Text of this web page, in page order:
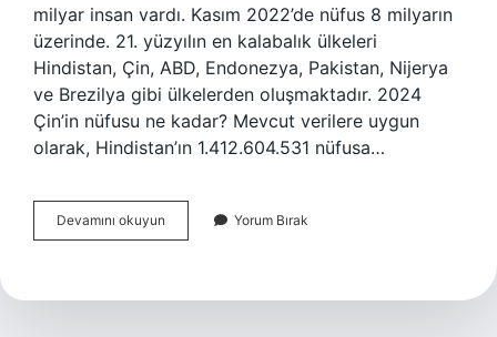
milyar insan vardı. Kasım 2022’de nüfus 8 milyarın
üzerinde. 21. yüzyılın en kalabalık ülkeleri
Hindistan, Çin, ABD, Endonezya, Pakistan, Nijerya
ve Brezilya gibi ülkelerden oluşmaktadır. 2024
Çin’in nüfusu ne kadar? Mevcut verilere uygun
olarak, Hindistan’ın 1.412.604.531 nüfusa…
Devamını okuyun Dünyanın
En
Neresi
Yorum Bırak